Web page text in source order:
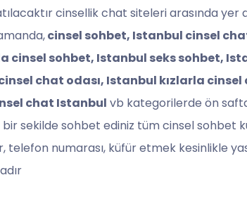
cinsellik chat siteleri arasında
cinsel sohbet, Istanbul cinsel
cinsel sohbet, Istanbul seks sohbet,
chat odası, Istanbul kızlarla
chat Istanbul vb kategorilerde ön
sekilde sohbet ediniz tüm cinsel sohbet
telefon numarası, küfür etmek kesinlikle